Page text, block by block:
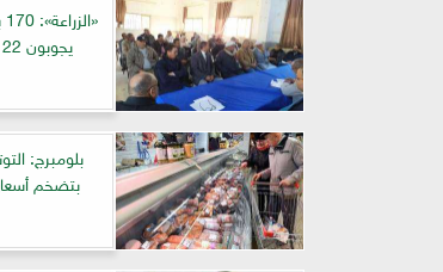
يجوبون 22 محافظة خلال أسبوع
بلومبرج:
بتضخم أسعار